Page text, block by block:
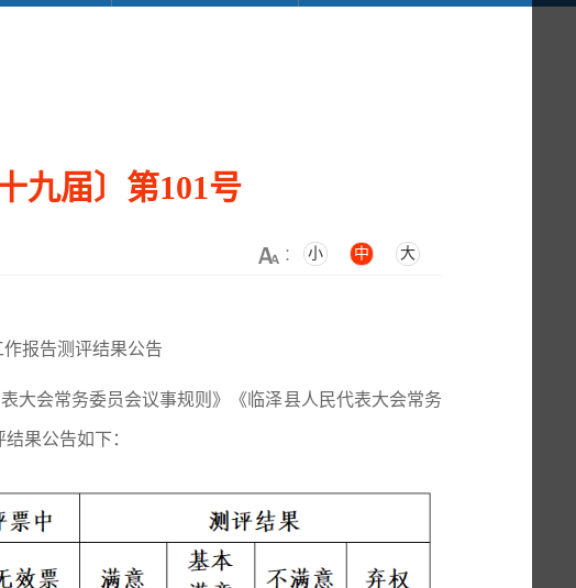
九届〕第101号
： 小 中 大
作报告测评结果公告
大会常务委员会议事规则》 《 临泽县人民代表大会常务
果公告如下：